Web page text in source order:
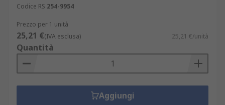
Codice RS 254-9954
Prezzo per 1 unità
25,21 €(IVA esclusa) 25,21 €/unità
Quantità
Aggiungi